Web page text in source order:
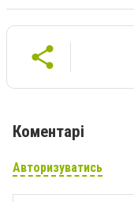
Коментарі
Авторизуватись